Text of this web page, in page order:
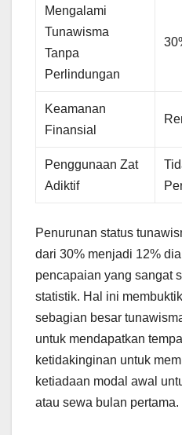
Mengalami
Tunawisma
Tanpa
Perlindungan
Keamanan
Finansial
Penggunaan Zat
Adiktif
Penurunan status
dari 30% menjadi 12%
pencapaian yang sangat
statistik. Hal ini
sebagian besar
untuk mendapatkan
ketidakinginan untuk
ketiadaan modal awal
atau sewa bulan pertama.